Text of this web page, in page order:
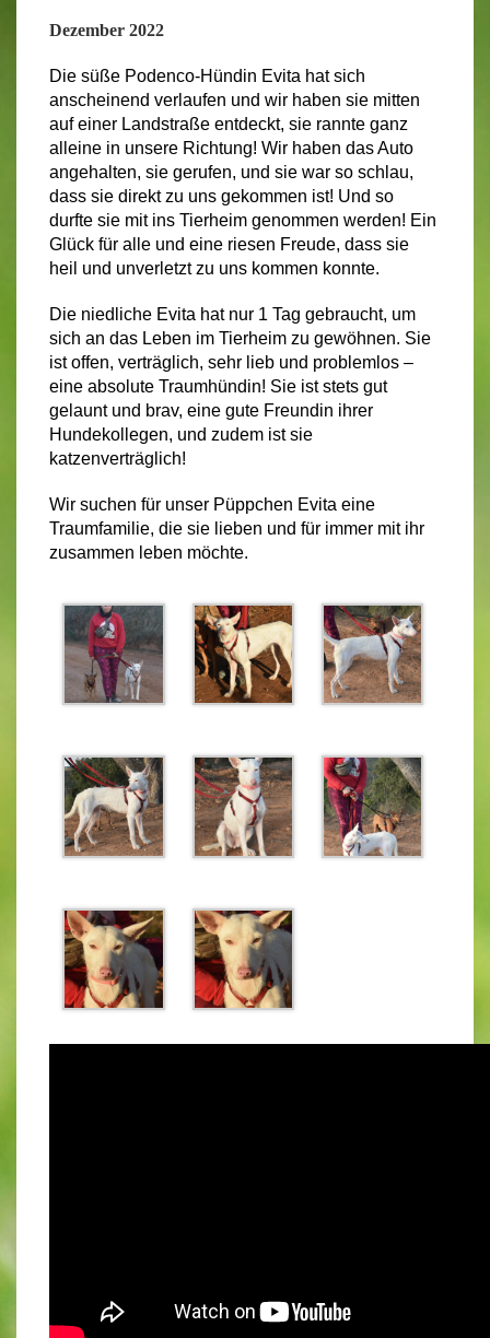
Dezember 2022
Die süße Podenco-Hündin Evita hat sich
anscheinend verlaufen und wir haben sie mitten
auf einer Landstraße entdeckt, sie rannte ganz
alleine in unsere Richtung! Wir haben das Auto
angehalten, sie gerufen, und sie war so schlau,
dass sie direkt zu uns gekommen ist! Und so
durfte sie mit ins Tierheim genommen werden! Ein
Glück für alle und eine riesen Freude, dass sie
heil und unverletzt zu uns kommen konnte.
Die niedliche Evita hat nur 1 Tag gebraucht, um
sich an das Leben im Tierheim zu gewöhnen. Sie
ist offen, verträglich, sehr lieb und problemlos –
eine absolute Traumhündin! Sie ist stets gut
gelaunt und brav, eine gute Freundin ihrer
Hundekollegen, und zudem ist sie
katzenverträglich!
Wir suchen für unser Püppchen Evita eine
Traumfamilie, die sie lieben und für immer mit ihr
zusammen leben möchte.